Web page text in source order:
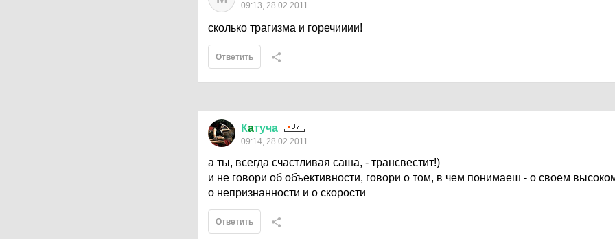
09:13, 28.02.2011
сколько трагизма и горечииии!
Ответить
Кaтуча
09:14, 28.02.2011
а ты, всегда счастливая саша, - трансвестит!)
и не говори об объективности, говори о том, в чем понимаеш - о своем
о непризнанности и о скорости
Ответить